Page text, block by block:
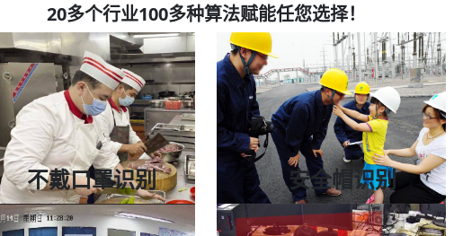
20多个行业100多种算法赋能任您选择！
不戴口罩识别
采用深度学习方式
7×24不间断的工作,大大提高了效率
安全帽识别
算法准确率95%+
人员安全帽佩戴情况识别报警